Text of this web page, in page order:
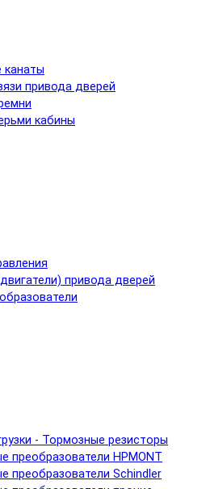
канаты
привода дверей
кабины
привода дверей
- Тормозные резисторы
преобразователи HPMONT
преобразователи Schindler